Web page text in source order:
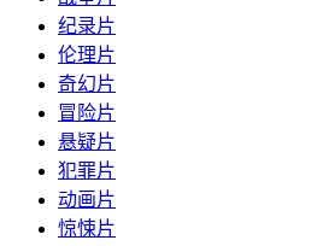
纪录片
伦理片
奇幻片
冒险片
悬疑片
犯罪片
动画片
惊悚片